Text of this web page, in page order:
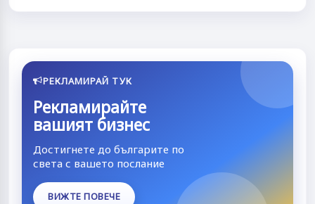
РЕКЛАМИРАЙ ТУК
Рекламирайте
вашият бизнес
Достигнете до българите по
света с вашето послание
ВИЖТЕ ПОВЕЧЕ